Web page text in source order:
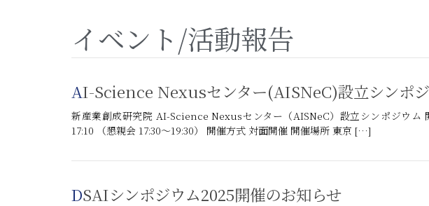
AI-Science Nexusセンター(AISNeC)設立シンポ
新産業創成研究院 AI-Science Nexusセンター（AISNeC）設立シンポジウム
17:10 （懇親会 17:30～19:30） 開催方式 対面開催 開催場所 東京 […]
DSAIシンポジウム2025開催のお知らせ